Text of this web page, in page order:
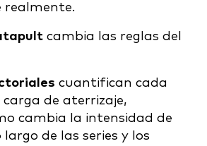
realmente.
cambia las reglas del
cuantifican cada
de aterrizaje,
cambia la intensidad de
de las series y los